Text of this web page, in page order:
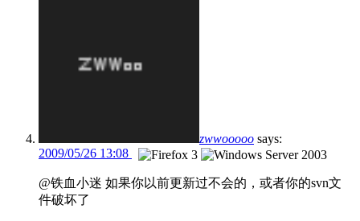
zwwooooo says:
2009/05/26 13:08
@铁血小迷 如果你以前更新过不会的，或者你的svn文
件破坏了